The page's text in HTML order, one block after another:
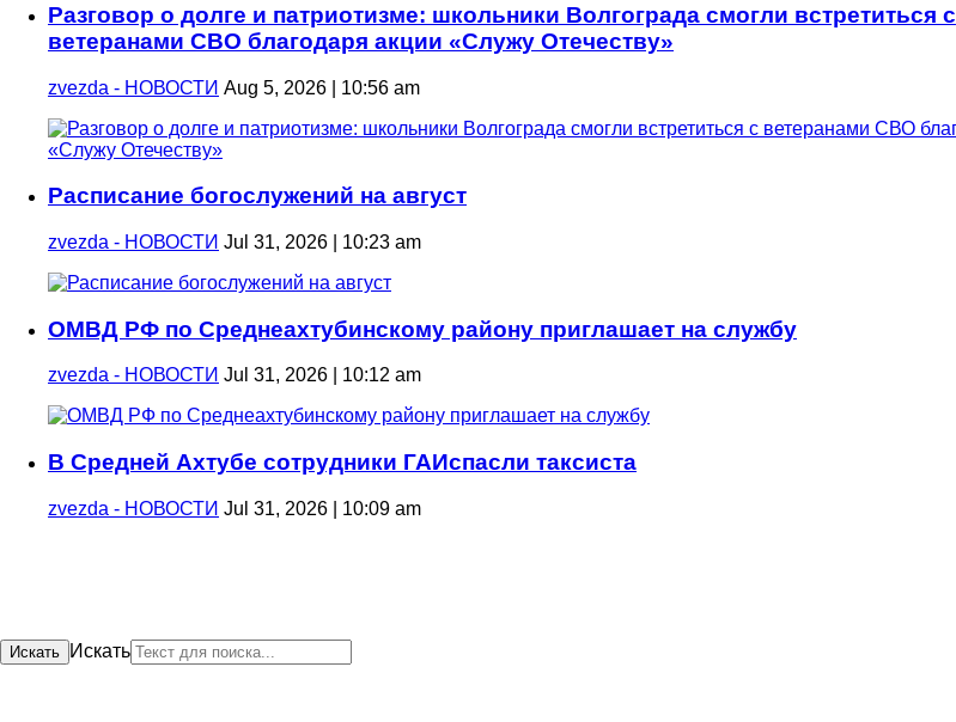
Разговор о долге и патриотизме: школьники Волгограда смогли встретиться с
ветеранами СВО благодаря акции «Служу Отечеству»
zvezda - НОВОСТИ Aug 5, 2026 | 10:56 am
Расписание богослужений на август
zvezda - НОВОСТИ Jul 31, 2026 | 10:23 am
ОМВД РФ по Среднеахтубинскому району приглашает на службу
zvezda - НОВОСТИ Jul 31, 2026 | 10:12 am
В Средней Ахтубе сотрудники ГАИспасли таксиста
zvezda - НОВОСТИ Jul 31, 2026 | 10:09 am
Искать Искать